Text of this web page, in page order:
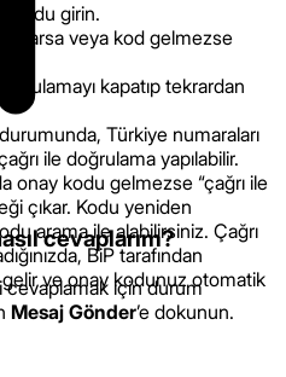
kodu girin.
veya kod gelmezse
kapatıp tekrardan
Türkiye numaraları
ile doğrulama yapılabilir.
onay kodu gelmezse “çağrı ile
çıkar. Kodu yeniden
arama ile alabilirsiniz. Çağrı
BiP tarafından
gelir ve onay kodunuz otomatik
cevaplarım?
için durum
Mesaj Gönder’e dokunun.